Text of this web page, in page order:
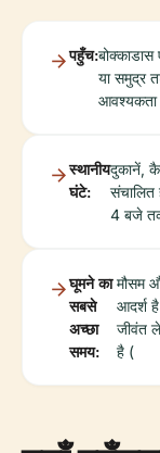
पहुँच:
या समुद्र
आवश्यकता
स्थानीय
घंटे:
दुकानें,
संचालित
4 बजे
घूमने का
सबसे
अच्छा
समय:
मौसम
आदर्श
जीवंत
है (